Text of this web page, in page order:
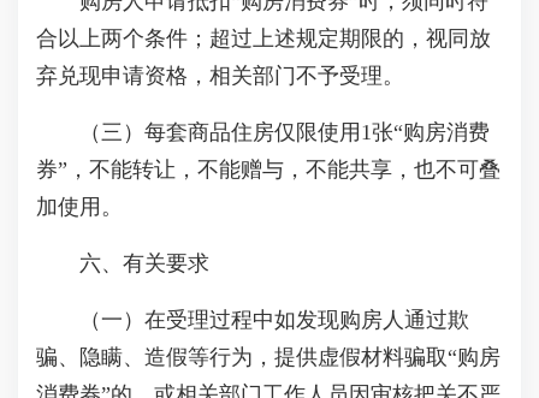
合以上两个条件；超过上述规定期限的，视同放
弃兑现申请资格，相关部门不予受理。
（三）每套商品住房仅限使用1张“购房消费
券”，不能转让，不能赠与，不能共享，也不可叠
加使用。
六、有关要求
（一）在受理过程中如发现购房人通过欺
骗、隐瞒、造假等行为，提供虚假材料骗取“购房